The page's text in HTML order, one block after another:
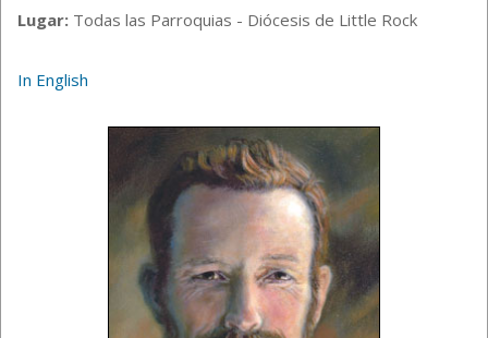
Lugar: Todas las Parroquias - Diócesis de Little Rock
In English